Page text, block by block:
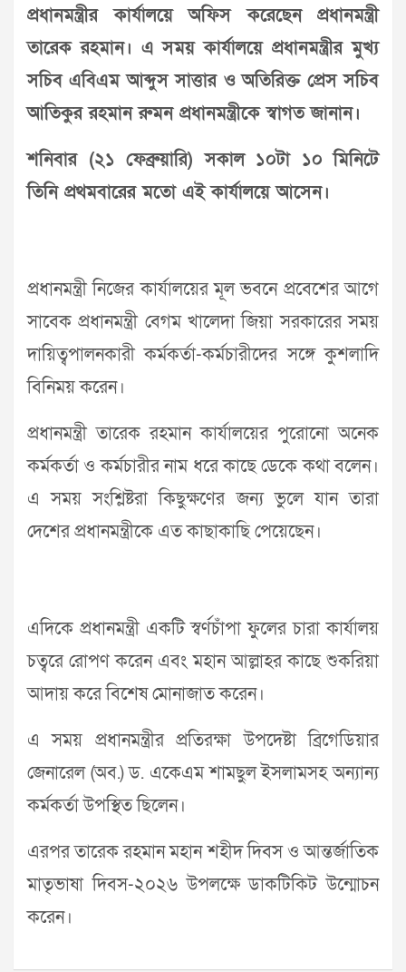
প্রধানমন্ত্রীর কার্যালয়ে অফিস করেছেন প্রধানমন্ত্রী
তারেক রহমান। এ সময় কার্যালয়ে প্রধানমন্ত্রীর মুখ্য
সচিব এবিএম আব্দুস সাত্তার ও অতিরিক্ত প্রেস সচিব
আতিকুর রহমান রুমন প্রধানমন্ত্রীকে স্বাগত জানান।
শনিবার (২১ ফেব্রুয়ারি) সকাল ১০টা ১০ মিনিটে
তিনি প্রথমবারের মতো এই কার্যালয়ে আসেন।
প্রধানমন্ত্রী নিজের কার্যালয়ের মূল ভবনে প্রবেশের আগে
সাবেক প্রধানমন্ত্রী বেগম খালেদা জিয়া সরকারের সময়
দায়িত্বপালনকারী কর্মকর্তা-কর্মচারীদের সঙ্গে কুশলাদি
বিনিময় করেন।
প্রধানমন্ত্রী তারেক রহমান কার্যালয়ের পুরোনো অনেক
কর্মকর্তা ও কর্মচারীর নাম ধরে কাছে ডেকে কথা বলেন।
এ সময় সংশ্লিষ্টরা কিছুক্ষণের জন্য ভুলে যান তারা
দেশের প্রধানমন্ত্রীকে এত কাছাকাছি পেয়েছেন।
এদিকে প্রধানমন্ত্রী একটি স্বর্ণচাঁপা ফুলের চারা কার্যালয়
চত্বরে রোপণ করেন এবং মহান আল্লাহর কাছে শুকরিয়া
আদায় করে বিশেষ মোনাজাত করেন।
এ সময় প্রধানমন্ত্রীর প্রতিরক্ষা উপদেষ্টা ব্রিগেডিয়ার
জেনারেল (অব.) ড. একেএম শামছুল ইসলামসহ অন্যান্য
কর্মকর্তা উপস্থিত ছিলেন।
এরপর তারেক রহমান মহান শহীদ দিবস ও আন্তর্জাতিক
মাতৃভাষা দিবস-২০২৬ উপলক্ষে ডাকটিকিট উন্মোচন
করেন।